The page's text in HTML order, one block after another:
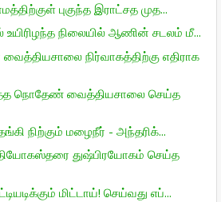
புகுந்த இராட்சத முத...
உயிரிழந்த நிலையில் ஆணின் சடலம் மீ...
நிர்வாகத்திற்கு எதிராக
நொதேண் வைத்தியசாலை செய்த
நிற்கும் மழைநீர் - அந்தரிக்...
துஷ்பிரயோகம் செய்த
மிட்டாய்! செய்வது எப்...